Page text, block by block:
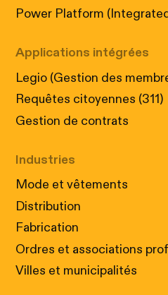
Power Platform
Applications intégrées
Legio (Gestion des
Requêtes citoyennes (311)
Gestion de contrats
Industries
Mode et vêtements
Distribution
Fabrication
Ordres et associations
Villes et municipalités